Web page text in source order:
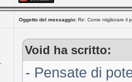
Oggetto del messaggio: Re: Come migliorare il
Void ha scritto:
- Pensate di